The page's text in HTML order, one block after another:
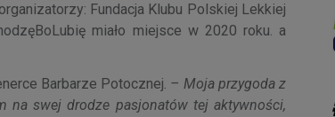
Fundacja Klubu Polskiej Lekkiej
miało miejsce w 2020 roku. a
Barbarze Potocznej. – Moja przygoda z
na swej drodze pasjonatów tej aktywności,